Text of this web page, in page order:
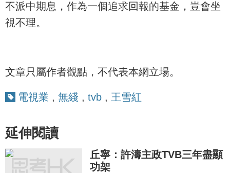
不派中期息，作為一個追求回報的基金，豈會坐
視不理。
文章只屬作者觀點，不代表本網立場。
電視業 , 無綫 , tvb , 王雪紅
延伸閱讀
丘寧：許濤主政TVB三年盡顯
功架